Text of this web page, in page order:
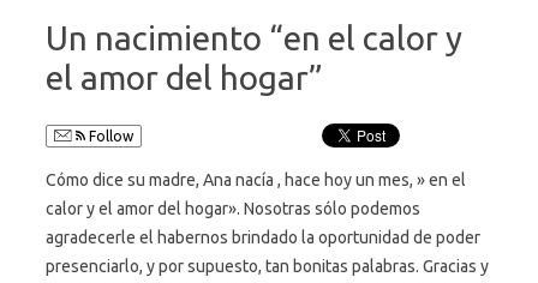
Un nacimiento “en el calor y
el amor del hogar”
Follow
Cómo dice su madre, Ana nacía , hace hoy un mes, » en el
calor y el amor del hogar». Nosotras sólo podemos
agradecerle el habernos brindado la oportunidad de poder
presenciarlo, y por supuesto, tan bonitas palabras. Gracias y